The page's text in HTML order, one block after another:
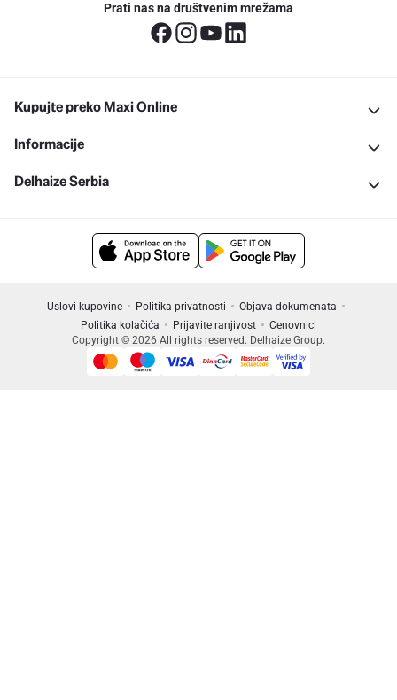
Prati nas na društvenim mrežama
Kupujte preko Maxi Online
Informacije
Delhaize Serbia
Uslovi kupovine Politika privatnosti
Objava dokumenata
Politika kolačića
Prijavite ranjivost
Cenovnici
Copyright © 2026 All rights reserved. Delhaize Group.